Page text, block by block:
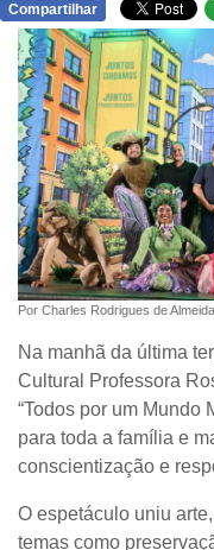
Compartilhar
Por Charles Rodrigues de Almeida
Na manhã da última
Cultural Professora
“Todos por um Mundo
para toda a família e
conscientização e
O espetáculo uniu
temas como